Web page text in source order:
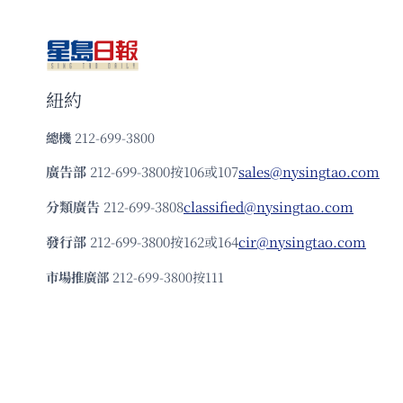
紐約
總機 212-699-3800
廣告部 212-699-3800按106或107sales@nysingtao.com
分類廣告 212-699-3808classified@nysingtao.com
發⾏部 212-699-3800按162或164cir@nysingtao.com
市場推廣部 212-699-3800按111